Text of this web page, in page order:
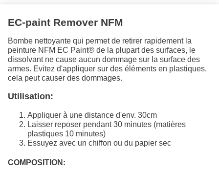
EC-paint Remover NFM
Bombe nettoyante qui permet de retirer rapidement la
peinture NFM EC Paint® de la plupart des surfaces, le
dissolvant ne cause aucun dommage sur la surface des
armes. Evitez d'appliquer sur des éléments en plastiques,
cela peut causer des dommages.
Utilisation:
Appliquer à une distance d'env. 30cm
Laisser reposer pendant 30 minutes (matières
plastiques 10 minutes)
Essuyez avec un chiffon ou du papier sec
COMPOSITION: